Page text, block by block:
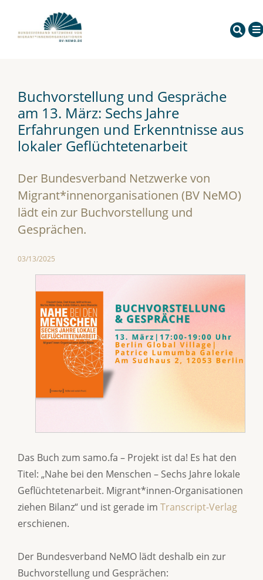
Buchvorstellung und Gespräche
am 13. März: Sechs Jahre
Erfahrungen und Erkenntnisse aus
lokaler Geflüchtetenarbeit
Der Bundesverband Netzwerke von
Migrant*innenorganisationen (BV NeMO)
lädt ein zur Buchvorstellung und
Gesprächen.
03/13/2025
Das Buch zum samo.fa – Projekt ist da! Es hat den
Titel: „Nahe bei den Menschen – Sechs Jahre lokale
Geflüchtetenarbeit. Migrant*innen-Organisationen
ziehen Bilanz“ und ist gerade im Transcript-Verlag
erschienen.
Der Bundesverband NeMO lädt deshalb ein zur
Buchvorstellung und Gesprächen: